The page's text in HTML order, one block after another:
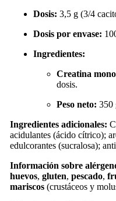
Dosis: 3,5 g (3/4
Dosis por envase:
Ingredientes:
Creatina
dosis.
Peso neto: 350
Ingredientes adicionales:
acidulantes (ácido cítrico);
edulcorantes (sucralosa);
Información sobre
huevos, gluten, pescado,
mariscos(crustáceos y